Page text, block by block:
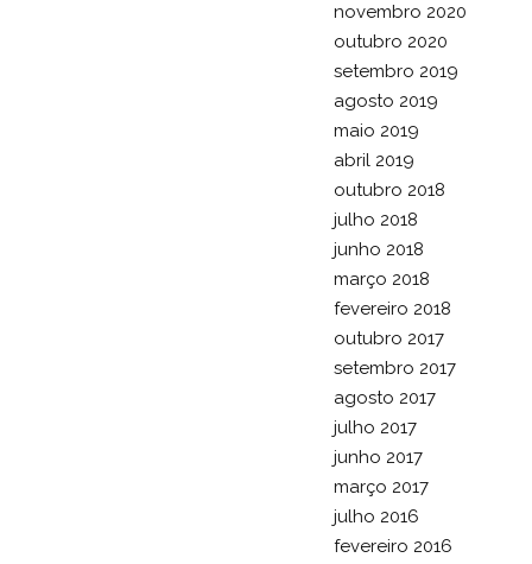
novembro 2020
outubro 2020
setembro 2019
agosto 2019
maio 2019
abril 2019
outubro 2018
julho 2018
junho 2018
março 2018
fevereiro 2018
outubro 2017
setembro 2017
agosto 2017
julho 2017
junho 2017
março 2017
julho 2016
fevereiro 2016